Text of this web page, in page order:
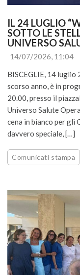
IL 24 LUGLIO
SOTTO LE
UNIVERSO
14/07/2026, 11:04
BISCEGLIE, 14 luglio
scorso anno, è in
20.00, presso il
Universo Salute
cena in bianco per gli
davvero speciale, […]
Comunicati stampa